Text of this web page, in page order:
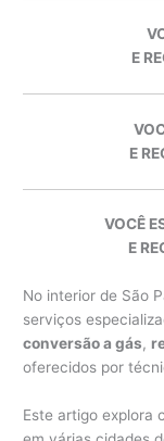
E
E
VOCÊ
E
No interior de São
serviços
conversão a gás,
oferecidos por
Este artigo explora